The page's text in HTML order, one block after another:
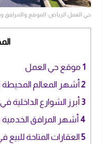
حي العمل الرياض: الموقع والمرافق
1 موقع حي العمل
2أشهر المعالم المحيطة
3 أبرز الشوارع الداخلية
4 أشهر المرافق الخدمية
5العقارات المتاحة